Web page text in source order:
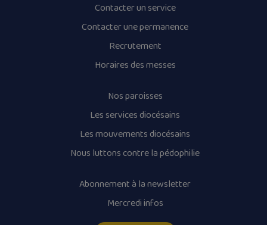
Contacter un service
Contacter une permanence
Recrutement
Horaires des messes
Nos paroisses
Les services diocésains
Les mouvements diocésains
Nous luttons contre la pédophilie
Abonnement à la newsletter
Mercredi infos